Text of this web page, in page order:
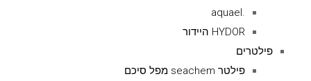
.aquael
HYDOR היידור
פילטרים
פילטר seachem מפל סיכם